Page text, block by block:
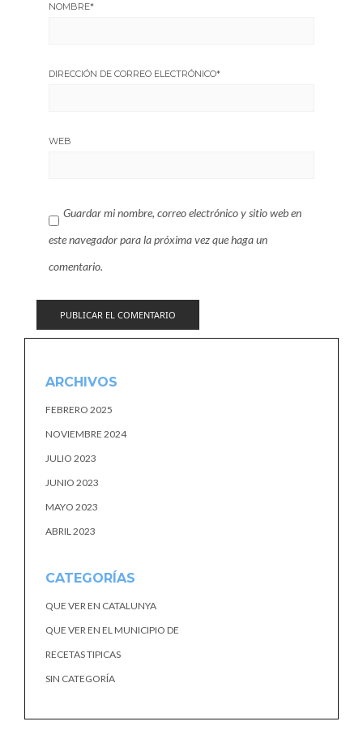
NOMBRE*
DIRECCIÓN DE CORREO ELECTRÓNICO*
WEB
Guardar mi nombre, correo electrónico y sitio web en
este navegador para la próxima vez que haga un
comentario.
ARCHIVOS
FEBRERO 2025
NOVIEMBRE 2024
JULIO 2023
JUNIO 2023
MAYO 2023
ABRIL 2023
CATEGORÍAS
QUE VER EN CATALUNYA
QUE VER EN EL MUNICIPIO DE
RECETAS TIPICAS
SIN CATEGORÍA